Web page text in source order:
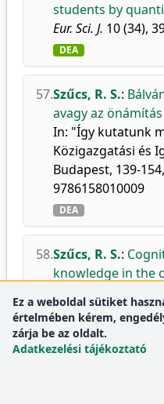
students by
Eur. Sci. J. 10 (34),
DEA
57.Szűcs, R. S.:
avagy az
In: "Így kutatunk
Közigazgatási és
Budapest, 139-
9786158010009
DEA
58.Szűcs, R. S.:
knowledge in the
Eur. Sci. J.10 (10),
DEA
etnocentrizmus
Ez a weboldal sütiket
értelmében kérem,
zárja be az oldalt.
Adatkezelési tájékoztató